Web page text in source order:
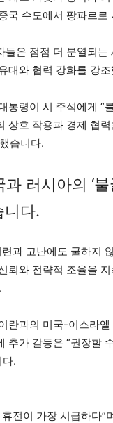
국 수도에서 팡파르로
들은 점점 더 분열되는
대와 협력 강화를 강
통령이 시 주석에게 “
상호 작용과 경제 협
습니다.
러시아의 ‘
니다.
과 고난에도 굴하지
뢰와 전략적 조율을
란과의 미국-이스라엘
추가 갈등은 “권장할
.
전이 가장 시급하다”